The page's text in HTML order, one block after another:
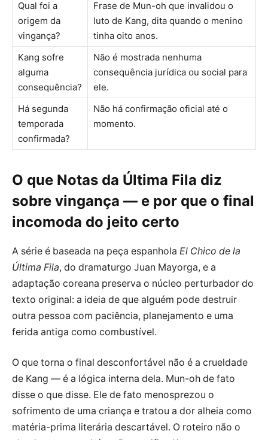
Qual foi a
origem da
vingança?
Frase de Mun-oh que invalidou o
luto de Kang, dita quando o menino
tinha oito anos.
Kang sofre
alguma
consequência?
Não é mostrada nenhuma
consequência jurídica ou social para
ele.
Há segunda
temporada
confirmada?
Não há confirmação oficial até o
momento.
O que Notas da Última Fila diz
sobre vingança — e por que o final
incomoda do jeito certo
A série é baseada na peça espanhola El Chico de la
Última Fila, do dramaturgo Juan Mayorga, e a
adaptação coreana preserva o núcleo perturbador do
texto original: a ideia de que alguém pode destruir
outra pessoa com paciência, planejamento e uma
ferida antiga como combustível.
O que torna o final desconfortável não é a crueldade
de Kang — é a lógica interna dela. Mun-oh de fato
disse o que disse. Ele de fato menosprezou o
sofrimento de uma criança e tratou a dor alheia como
matéria-prima literária descartável. O roteiro não o